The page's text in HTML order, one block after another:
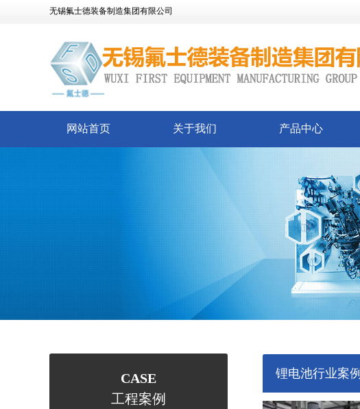
无锡氟士德装备制造集团有限公司
网站首页 关于我们 产品中心
CASE
工程案例
锂电池行业案例